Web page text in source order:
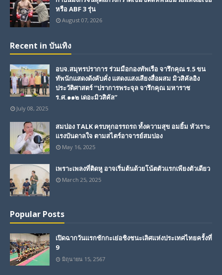
หรือ ABF 3 รุ่น
August 07, 2026
Recent in บันเทิง
อบจ.สมุทรปราการ ร่วมมือกองทัพเรือ จารึกคุณ ร.5 ขน
ทัพนักแสดงดังคับคั่ง แสดงแสงเสียงสื่อผสม มิวสิคัลอิง
ประวัติศาสตร์ “ปราการพระจุล จารึกคุณ มหาราช
ร.ศ.๑๑๒ เดอะมิวสิคัล”
July 08, 2025
สมปอง TALK ครบทุกอรรถรถ ทั้งความสุข อมยิ้ม หัวเราะ
แรงบันดาลใจ ตามสไตร์อาจารย์สมปอง
May 16, 2025
เพราะเพลงที่ติดหู อาจเริ่มต้นด้วยโน้ตตัวแรกเพียงตัวเดียว
March 25, 2025
Popular Posts
เปิดฉากวันแรกชักกะเย่อชิงชนะเลิศแห่งประเทศไทยครั้งที่
9
มิถุนายน 15, 2567